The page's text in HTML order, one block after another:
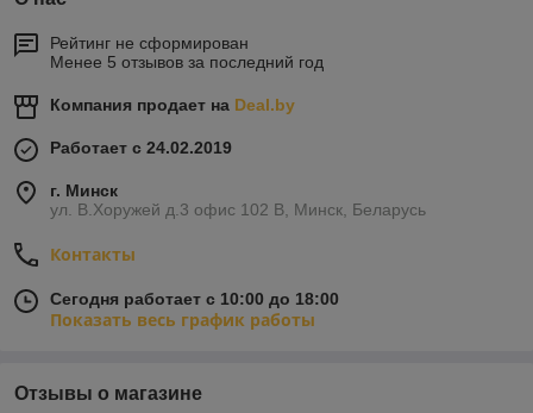
Рейтинг не сформирован
Менее 5 отзывов за последний год
Компания продает на Deal.by
Работает с 24.02.2019
г. Минск
ул. В.Хоружей д.3 офис 102 В, Минск, Беларусь
Контакты
Сегодня работает с 10:00 до 18:00
Показать весь график работы
Отзывы о магазине